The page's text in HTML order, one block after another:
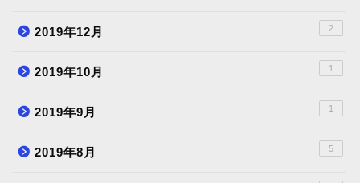
2019年12月 2
2019年10月 1
2019年9月 1
2019年8月 5